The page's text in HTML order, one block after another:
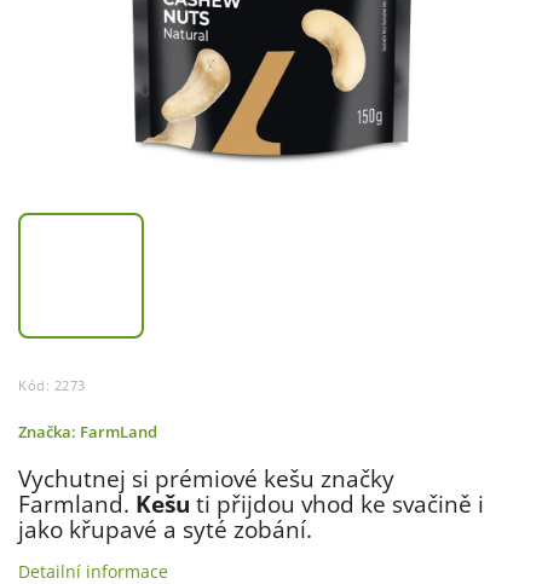
Kód: 2273
Značka: FarmLand
Vychutnej si prémiové kešu značky
Farmland. Kešu ti přijdou vhod ke svačině i
jako křupavé a syté zobání.
Detailní informace